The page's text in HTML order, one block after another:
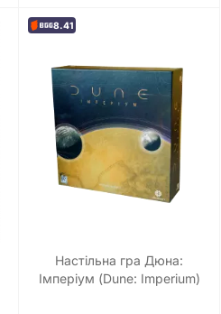
8.41
Настільна гра Дюна:
Імперіум (Dune: Imperium)